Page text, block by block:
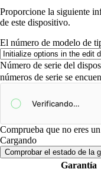
Proporcione la siguiente
de este dispositivo.
El número de modelo de
Número de serie del
números de serie se
Comprueba que no eres
Cargando
Comprobar el estado de la
Garantía